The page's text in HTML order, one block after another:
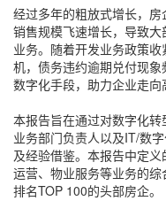
经过多年的粗放式增长，房
销售规模飞速增长，导致
业务。随着开发业务政策
机，债务违约逾期兑付现
数字化手段，助力企业走向
本报告旨在通过对数字化转
业务部门负责人以及IT/数
及经验借鉴。本报告中定
运营、物业服务等业务的
排名TOP 100的头部房企。